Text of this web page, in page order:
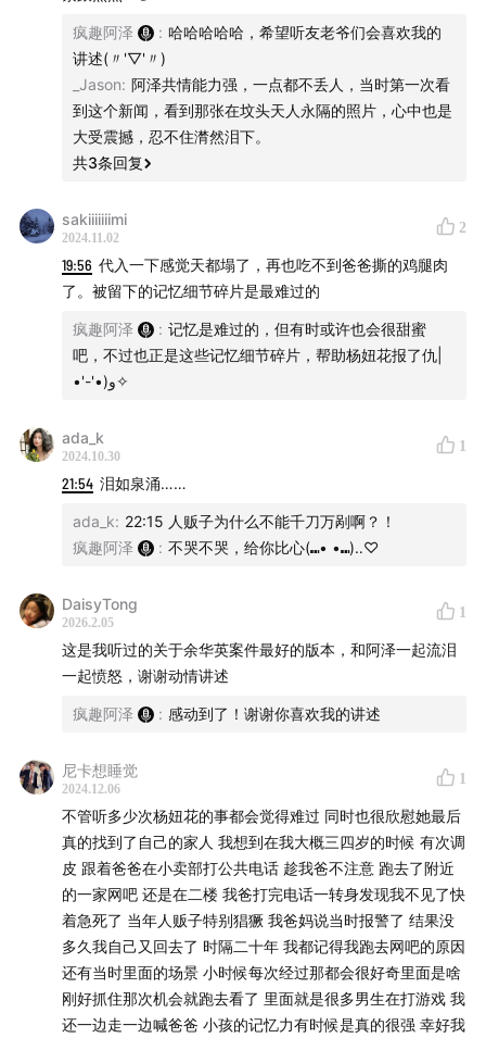
疯趣阿泽 : 哈哈哈哈哈，希望听友老爷们会喜欢我的
讲述(〃'▽'〃)
_Jason: 阿泽共情能力强，一点都不丢人，当时第一次看
到这个新闻，看到那张在坟头天人永隔的照片，心中也是
大受震撼，忍不住潸然泪下。
共3条回复
sakiiiiiiimi
2024.11.02
2
19:56 代入一下感觉天都塌了，再也吃不到爸爸撕的鸡腿肉
了。被留下的记忆细节碎片是最难过的
疯趣阿泽 : 记忆是难过的，但有时或许也会很甜蜜
吧，不过也正是这些记忆细节碎片，帮助杨妞花报了仇‎|
•'-'•)و✧
ada_k
2024.10.30
1
21:54 泪如泉涌……
ada_k: 22:15 人贩子为什么不能千刀万剐啊？！
疯趣阿泽
: 不哭不哭，给你比心(⑉• •⑉)‥♡
DaisyTong
2026.2.05
1
这是我听过的关于余华英案件最好的版本，和阿泽一起流泪
一起愤怒，谢谢动情讲述
疯趣阿泽 : 感动到了！谢谢你喜欢我的讲述
尼卡想睡觉
2024.12.06
1
不管听多少次杨妞花的事都会觉得难过 同时也很欣慰她最后
真的找到了自己的家人 我想到在我大概三四岁的时候 有次调
皮 跟着爸爸在小卖部打公共电话 趁我爸不注意 跑去了附近
的一家网吧 还是在二楼 我爸打完电话一转身发现我不见了快
着急死了 当年人贩子特别猖獗 我爸妈说当时报警了 结果没
多久我自己又回去了 时隔二十年 我都记得我跑去网吧的原因
还有当时里面的场景 小时候每次经过那都会很好奇里面是啥
刚好抓住那次机会就跑去看了 里面就是很多男生在打游戏 我
还一边走一边喊爸爸 小孩的记忆力有时候是真的很强 幸好我